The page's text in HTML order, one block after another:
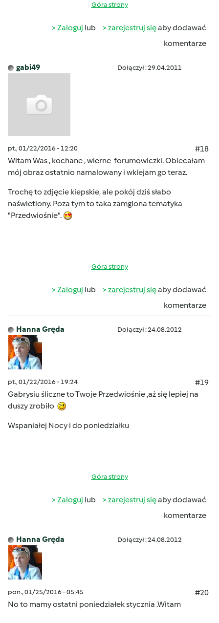
Góra strony
Zaloguj lub zarejestruj sięaby dodawać
komentarze
gabi49 Dołączył : 29.04.2011
pt., 01/22/2016 - 12:20
#18
Witam Was , kochane , wierne forumowiczki. Obiecałam
mój obraz ostatnio namalowany i wklejam go teraz.
Trochę to zdjęcie kiepskie, ale pokój dziś słabo
naświetlony. Poza tym to taka zamglona tematyka
"Przedwiośnie".
Góra strony
Zaloguj lub zarejestruj sięaby dodawać
komentarze
Hanna Gręda Dołączył : 24.08.2012
pt., 01/22/2016 - 19:24
#19
Gabrysiu śliczne to Twoje Przedwiośnie ,aż się lepiej na
duszy zrobiło
Wspaniałej Nocy i do poniedziałku
Góra strony
Zaloguj lub zarejestruj sięaby dodawać
komentarze
Hanna Gręda Dołączył : 24.08.2012
pon., 01/25/2016 - 05:45
#20
No to mamy ostatni poniedziałek stycznia .Witam